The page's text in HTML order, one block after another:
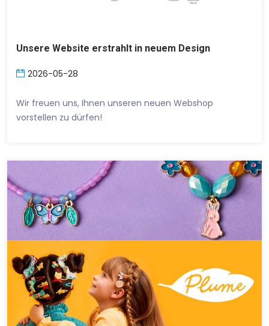
Unsere Website erstrahlt in neuem Design
2026-05-28
Wir freuen uns, Ihnen unseren neuen Webshop
vorstellen zu dürfen!